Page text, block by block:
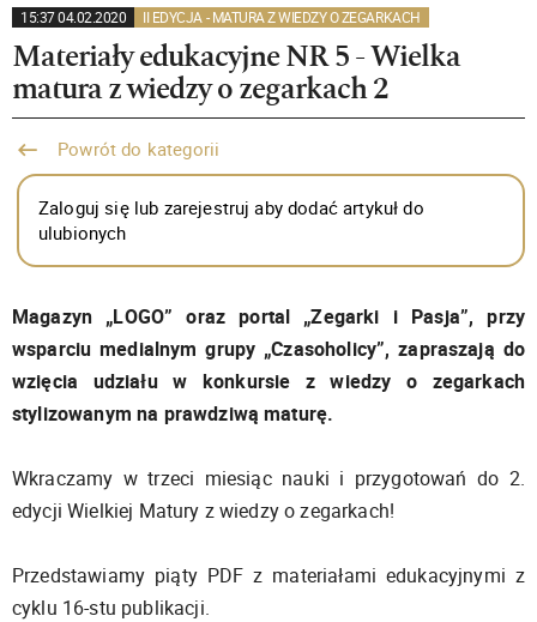
15:37 04.02.2020 II EDYCJA - MATURA Z WIEDZY O ZEGARKACH
Materiały edukacyjne NR 5 - Wielka
matura z wiedzy o zegarkach 2
Powrót do kategorii
Zaloguj się lub zarejestruj aby dodać artykuł do
ulubionych
Magazyn „LOGO” oraz portal „Zegarki i Pasja”, przy
wsparciu medialnym grupy „Czasoholicy”, zapraszają do
wzięcia udziału w konkursie z wiedzy o zegarkach
stylizowanym na prawdziwą maturę.
Wkraczamy w trzeci miesiąc nauki i przygotowań do 2.
edycji Wielkiej Matury z wiedzy o zegarkach!
Przedstawiamy piąty PDF z materiałami edukacyjnymi z
cyklu 16-stu publikacji.